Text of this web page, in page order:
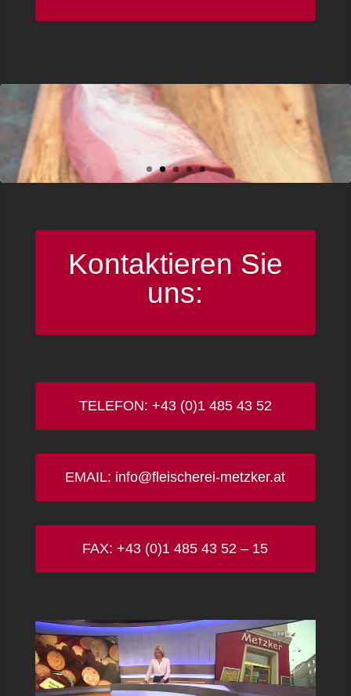
Kontaktieren Sie
uns:
TELEFON: +43 (0)1 485 43 52
EMAIL: info@fleischerei-metzker.at
FAX: +43 (0)1 485 43 52 – 15